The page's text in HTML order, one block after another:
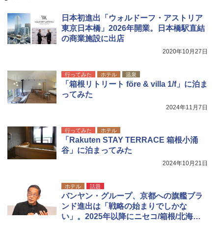
日本初進出「ウォルドーフ・アストリア
東京日本橋」2026年開業。日本橋駅直結
の商業施設に出店
2020年10月27日
行ってみた ホテル 温泉
「箱根リトリート före & villa 1/f」に泊ま
ってみた
2024年11月7日
行ってみた ホテル
「Rakuten STAY TERRACE 箱根小涌
谷」に泊まってみた
2024年10月21日
ホテル 話題
バンヤン・グループ、京都への旗艦ブラ
ンド進出は「戦略の始まりでしかな
い」。2025年以降にニセコ/箱根/北海道